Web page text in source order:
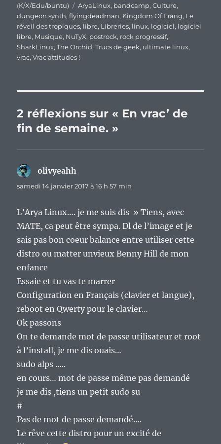
(K/X/Edu/buntu)
Étiquettes
AryaLinux, bandcamp,Culture,
dungeon synth,flyingdeadman, Kingdom Of Erang, Le
réveil des tropiques, libre, Libreries, linux, logiciel, logiciel
libre, Musique, NuTyX, postrock, rock progressif,
SharkLinux,The Orchid,Trucs de geek, ultimate linux,
vrac,Vrac'attitudes !
2 réflexions sur « En vrac’ de
fin de semaine. »
olivyeahh
samedi 14 janvier 2017 à 16 h 57 min
L’Arya Linux…. je me suis dis » Tiens, avec
MATE, ca peut être sympa. Dl de l’image et je
sais pas bon coeur balance entre utiliser cette
distro ou matter unvieux Benny Hill de mon
enfance
Essaie et tu vas te marrer
Configuration en Français (clavier et langue),
reboot en Qwerty pour le clavier…
Ok passons
On te demande mot de passe utilisateur et root
à l’install, je me dis ouais…
sudo alps …..
en cours… mot de passe même pas demandé
je me dis ,tiens un petit sudo su
#
Pas de mot de passe demandé….
Le rêve cette distro pour un excité de